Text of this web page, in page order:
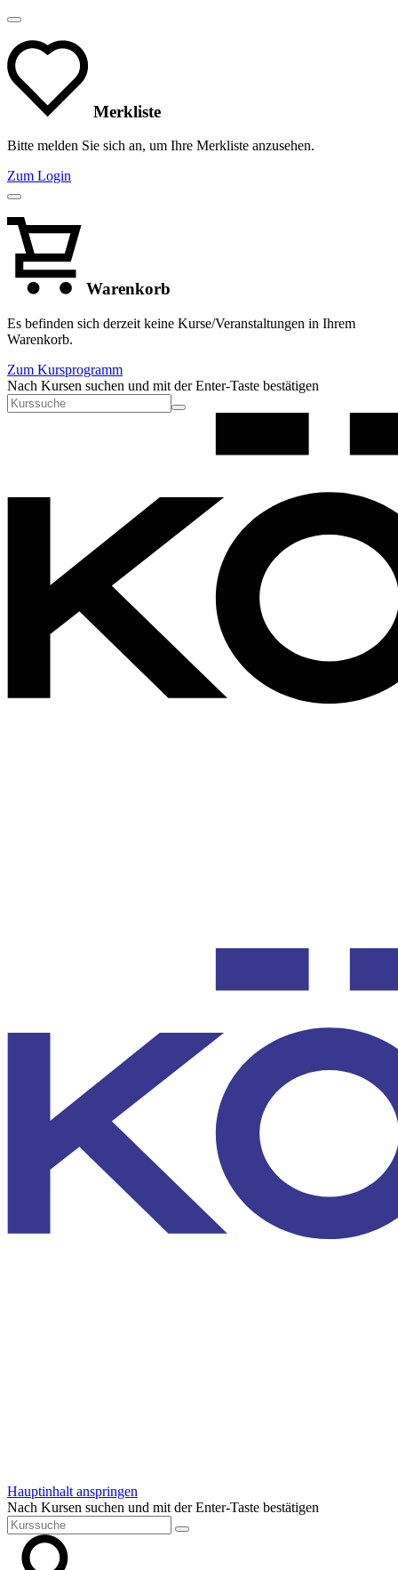
Merkliste
Bitte melden Sie sich an, um Ihre Merkliste anzusehen.
Zum Login
Warenkorb
Es befinden sich derzeit keine Kurse/Veranstaltungen in Ihrem
Warenkorb.
Zum Kursprogramm
Nach Kursen suchen und mit der Enter-Taste bestätigen
Hauptinhalt anspringen
Nach Kursen suchen und mit der Enter-Taste bestätigen